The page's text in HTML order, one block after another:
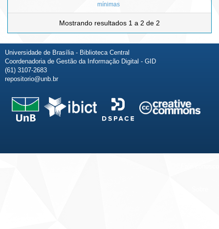
mínimas
Mostrando resultados 1 a 2 de 2
Universidade de Brasília - Biblioteca Central
Coordenadoria de Gestão da Informação Digital - GID
(61) 3107-2683
repositorio@unb.br